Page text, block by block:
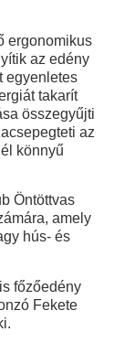
ergonomikus
az edény
egyenletes
takarít
összegyűjti
az
könnyű
Öntöttvas
amely
hús- és
főzőedény
Fekete